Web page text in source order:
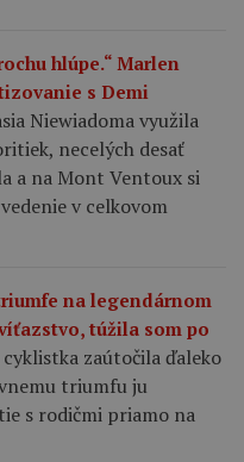
hlúpe.“ Marlen
s Demi
Niewiadoma využila
necelých desať
a na Mont Ventoux si
v celkovom
na legendárnom
túžila som po
cyklistka zaútočila ďaleko
triumfu ju
s rodičmi priamo na